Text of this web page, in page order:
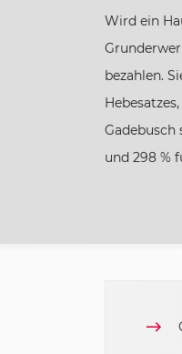
Wird ein
bezahlen.
Gadebusch
und 298 %